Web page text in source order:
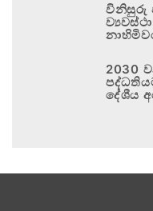
විනිසුරු
2030
දේශීය